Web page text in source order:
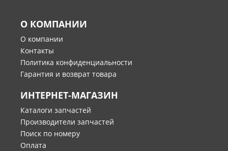
О КОМПАНИИ
О компании
Контакты
Политика конфиденциальности
Гарантия и возврат товара
ИНТЕРНЕТ-МАГАЗИН
Каталоги запчастей
Производители запчастей
Поиск по номеру
Оплата